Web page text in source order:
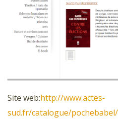
Site web:http://www.actes-
sud.fr/catalogue/